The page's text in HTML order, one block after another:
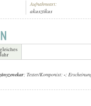
ISMERETLEN CIGÁNYZENEKAR
Aufnahmeart:
akusztikus
gleiches
Jahr
; Texter/Komponist: -;